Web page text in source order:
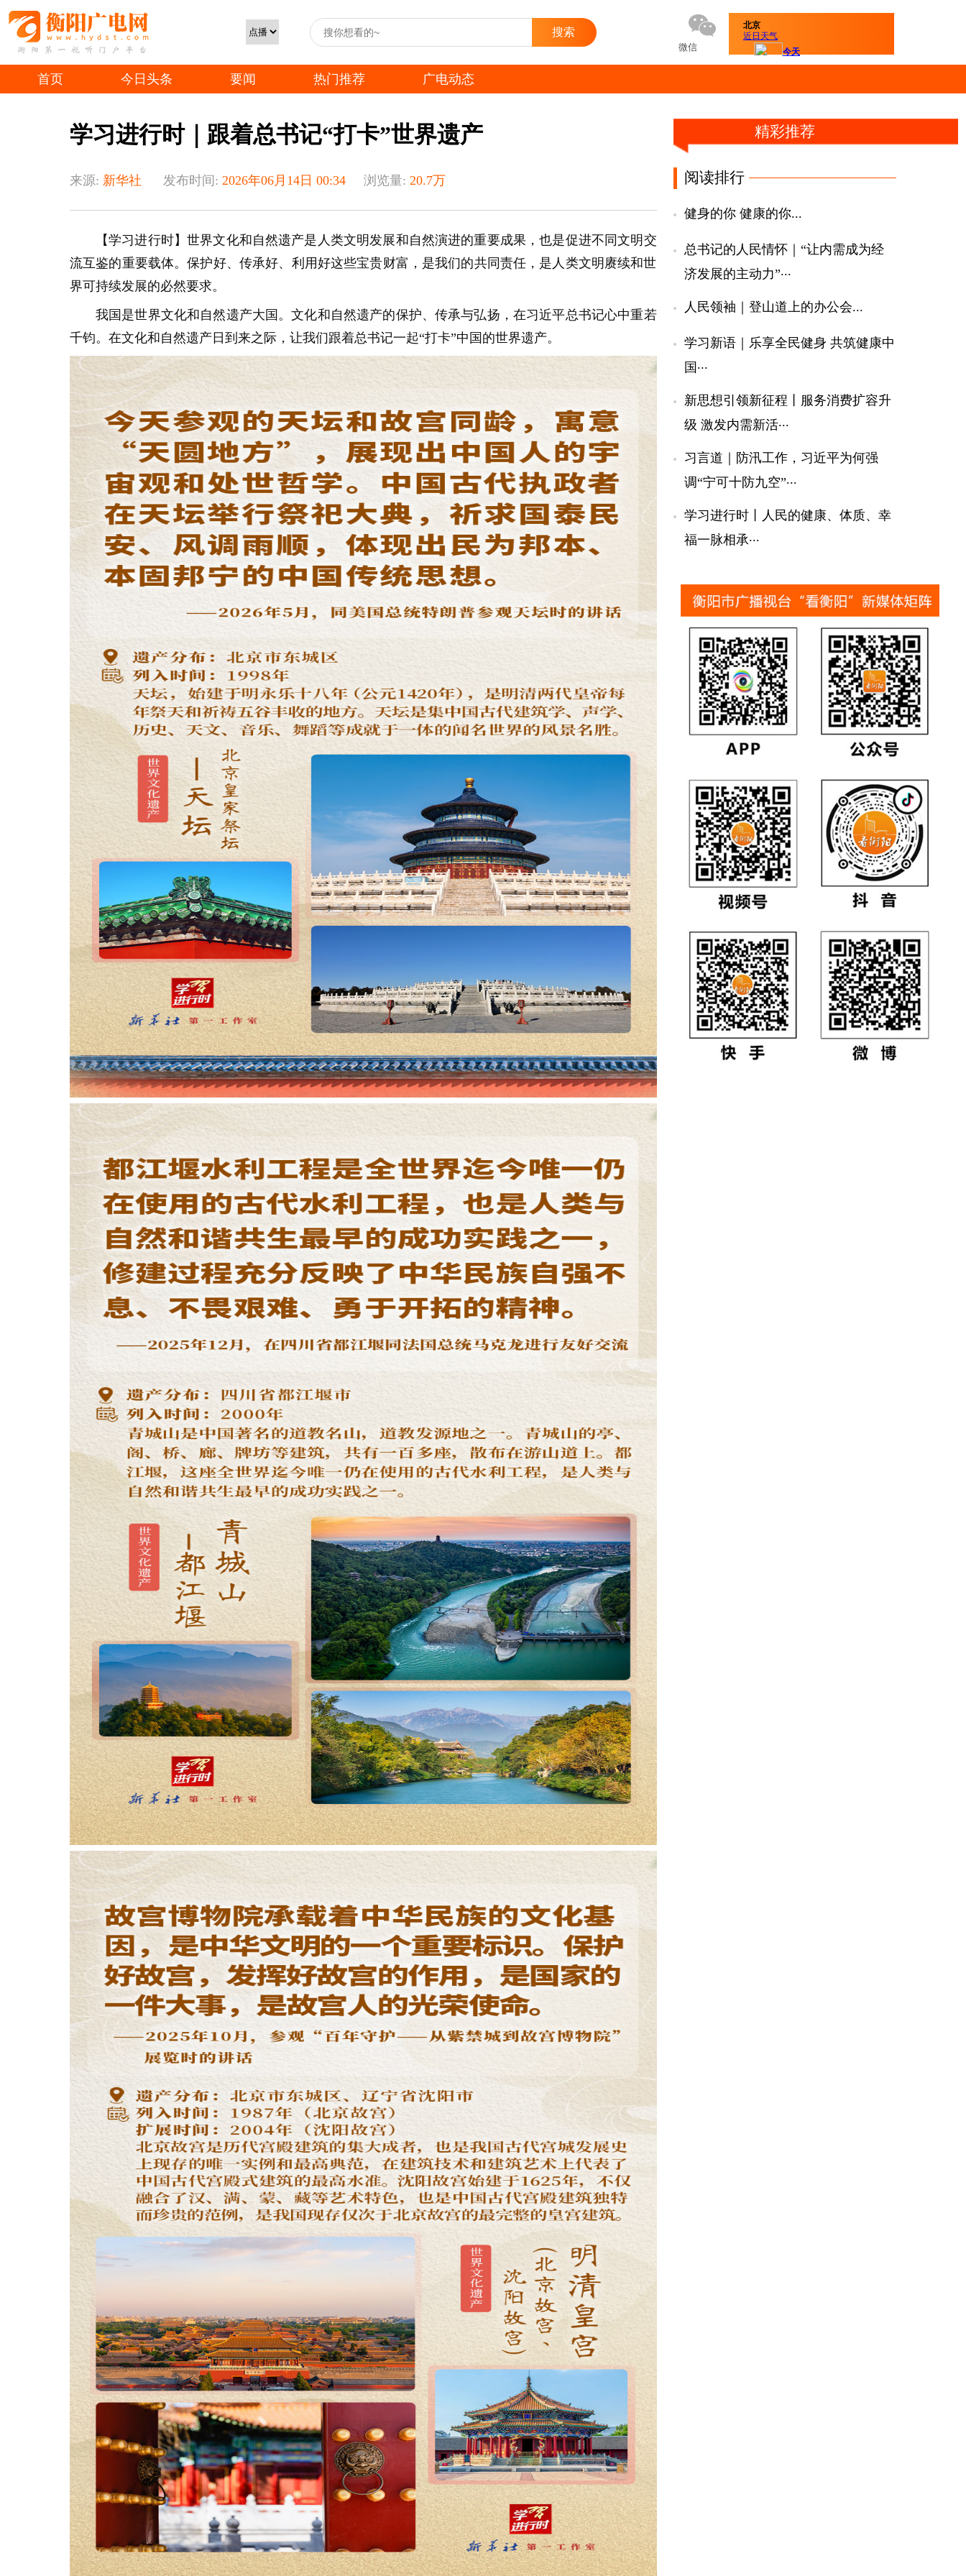
微信
首页 今日头条 要闻 热门推荐 广电动态
学习进行时｜跟着总书记“打卡”世界遗产
来源: 新华社 发布时间: 2026年06月14日 00:34 浏览量: 20.7万
【学习进行时】世界文化和自然遗产是人类文明发展和自然演进的重要成果，也是促进不同文明交
流互鉴的重要载体。保护好、传承好、利用好这些宝贵财富，是我们的共同责任，是人类文明赓续和世
界可持续发展的必然要求。
我国是世界文化和自然遗产大国。文化和自然遗产的保护、传承与弘扬，在习近平总书记心中重若
千钧。在文化和自然遗产日到来之际，让我们跟着总书记一起“打卡”中国的世界遗产。
精彩推荐
阅读排行
健身的你 健康的你...
总书记的人民情怀｜“让内需成为经
济发展的主动力”...
人民领袖｜登山道上的办公会...
学习新语｜乐享全民健身 共筑健康中
国 ...
新思想引领新征程丨服务消费扩容升
级 激发内需新活...
习言道｜防汛工作，习近平为何强
调“宁可十防九空”...
学习进行时丨人民的健康、体质、幸
福一脉相承 ...